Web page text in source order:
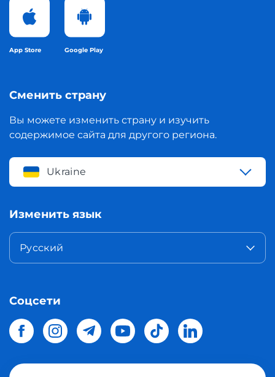
App Store Google Play
Сменить страну
Вы можете изменить страну и изучить
содержимое сайта для другого региона.
Ukraine
Изменить язык
Русский
Соцсети